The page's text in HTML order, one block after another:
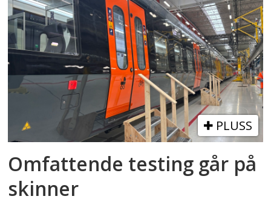
PLUSS
Omfattende testing går på
skinner